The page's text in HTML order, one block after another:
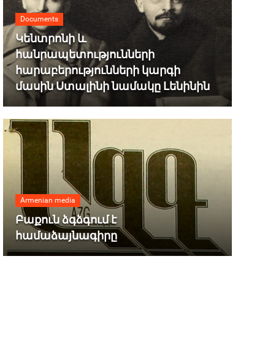
Documents
Կենտրոնի և
հանրապետությունների
հարաբերությունների կարգի
մասին Ստալինի նամակը Լենինին
Armenian media
Բաքուն ձգձգում է
համաձայնագիրը